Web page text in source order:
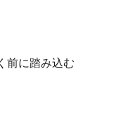
前に踏み込む